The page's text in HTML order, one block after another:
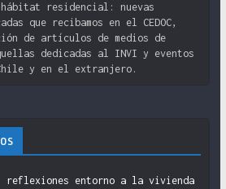
residencial: nuevas
que recibamos en el CEDOC,
de artículos de medios de
dedicadas al INVI y eventos
y en el extranjero.
reflexiones entorno a la vivienda